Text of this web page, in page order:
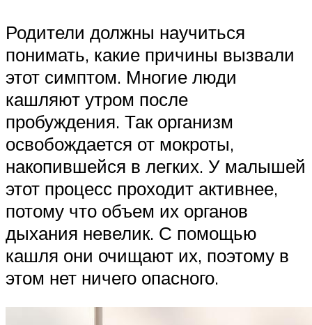
Родители должны научиться
понимать, какие причины вызвали
этот симптом. Многие люди
кашляют утром после
пробуждения. Так организм
освобождается от мокроты,
накопившейся в легких. У малышей
этот процесс проходит активнее,
потому что объем их органов
дыхания невелик. С помощью
кашля они очищают их, поэтому в
этом нет ничего опасного.